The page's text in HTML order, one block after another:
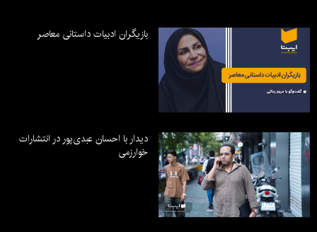
بازیگران ادبیات داستانی معاصر
دیدار با احسان عبدی‌پور در انتشارات
خوارزمی